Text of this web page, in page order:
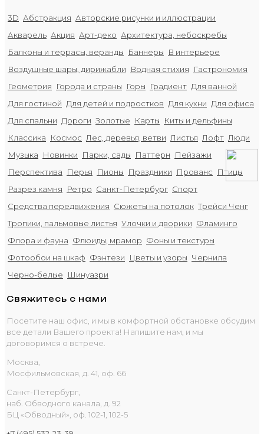
3D Абстракция Авторские рисунки и иллюстрации
Акварель Акция Арт-деко Архитектура, небоскребы
Балконы и террасы, веранды
Баннеры
В интерьере
Воздушные шары, дирижабли
Водная стихия
Гастрономия
Геометрия
Города и страны Горы Градиент Для ванной
Для гостиной Для детей и подростков Для кухни Для офиса
Для спальни Дороги Золотые Карты
Киты и дельфины
Классика
Космос Лес, деревья, ветви Листья Лофт Люди
Музыка
Новинки Парки, сады Паттерн
Пейзажи
Перспектива
Перья Пионы Праздники Прованс
Птицы
Разрез камня
Ретро Санкт-Петербург Спорт
Средства передвижения Сюжеты на потолок Трейси Ченг
Тропики, пальмовые листья Улочки и дворики Фламинго
Флора и фауна Флюиды, мрамор Фоны и текстуры
Фотообои на шкаф Фэнтези Цветы и узоры Чернила
Черно-белые
Шинуазри
Свяжитесь с нами
Посетите наш офис, и мы в комфортной обстановке обсудим
все детали Вашего проекта! Напишите нам, и мы
договоримся о встрече.
Москва,
Мосфильмовская, д. 41, оф. 66
Санкт-Петербург,
наб. Обводного канала, д. 92
БЦ «Обводный», оф. 102-1, 102-5